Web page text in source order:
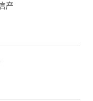
局部变形严重
种变形集中在
界处。
消融。此前有研
产